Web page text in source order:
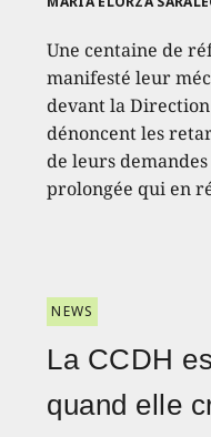
Une centaine de
manifesté leur
devant la
dénoncent les
de leurs
prolongée qui en
NEWS
La CCDH
quand elle